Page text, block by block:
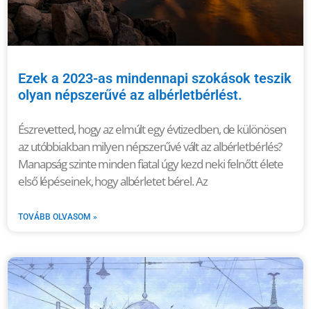
Ezek a 2023-as mindennapi szokások teszik
olyan népszerűvé az albérletbérlést.
Észrevetted, hogy az elmúlt egy évtizedben, de különösen
az utóbbiakban milyen népszerűvé vált az albérletbérlés?
Manapság szinte minden fiatal úgy kezd neki felnőtt élete
első lépéseinek, hogy albérletet bérel. Az
TOVÁBB OLVASOM »